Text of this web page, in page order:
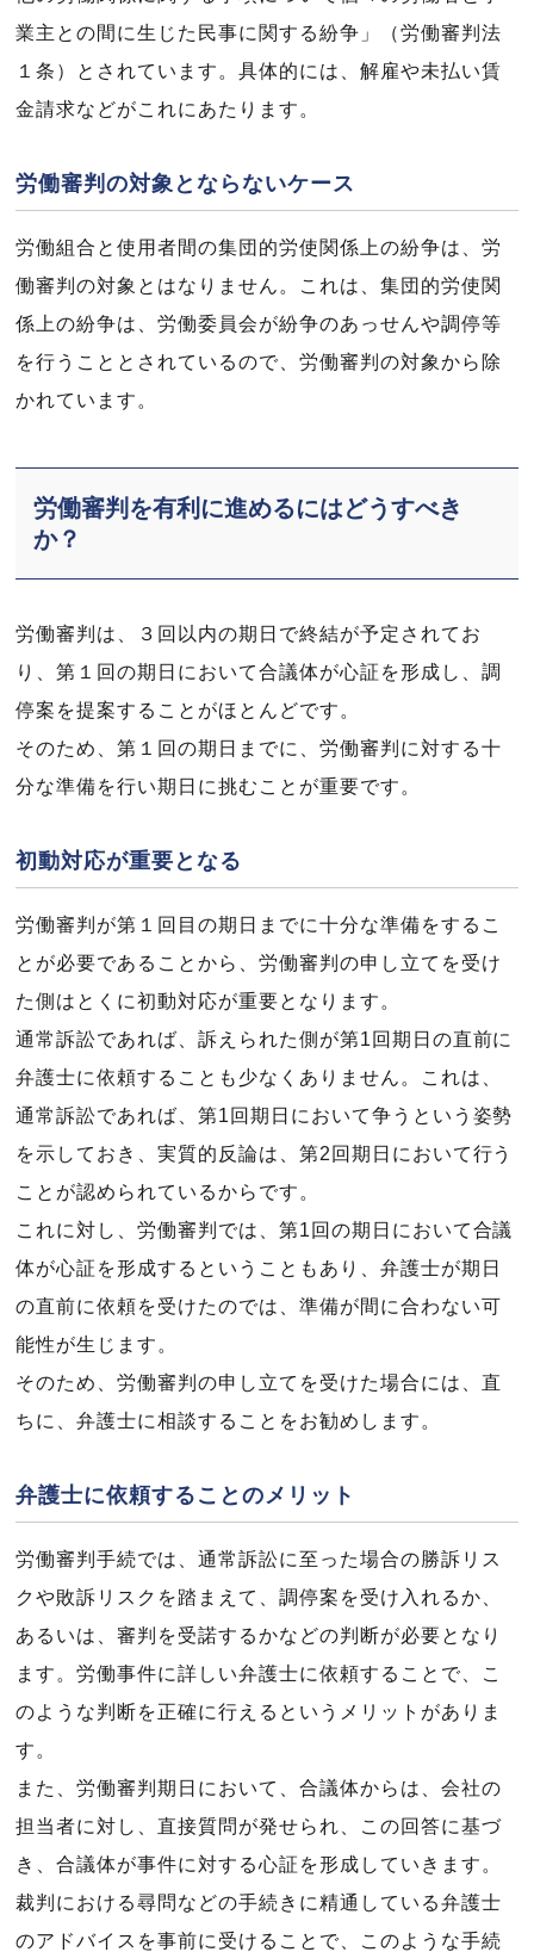
業主との間に生じた民事に関する紛争」（労働審判法
１条）とされています。具体的には、解雇や未払い賃
金請求などがこれにあたります。
労働審判の対象とならないケース
労働組合と使用者間の集団的労使関係上の紛争は、労
働審判の対象とはなりません。これは、集団的労使関
係上の紛争は、労働委員会が紛争のあっせんや調停等
を行うこととされているので、労働審判の対象から除
かれています。
労働審判を有利に進めるにはどうすべき
か？
労働審判は、３回以内の期日で終結が予定されてお
り、第１回の期日において合議体が心証を形成し、調
停案を提案することがほとんどです。
そのため、第１回の期日までに、労働審判に対する十
分な準備を行い期日に挑むことが重要です。
初動対応が重要となる
労働審判が第１回目の期日までに十分な準備をするこ
とが必要であることから、労働審判の申し立てを受け
た側はとくに初動対応が重要となります。
通常訴訟であれば、訴えられた側が第1回期日の直前に
弁護士に依頼することも少なくありません。これは、
通常訴訟であれば、第1回期日において争うという姿勢
を示しておき、実質的反論は、第2回期日において行う
ことが認められているからです。
これに対し、労働審判では、第1回の期日において合議
体が心証を形成するということもあり、弁護士が期日
の直前に依頼を受けたのでは、準備が間に合わない可
能性が生じます。
そのため、労働審判の申し立てを受けた場合には、直
ちに、弁護士に相談することをお勧めします。
弁護士に依頼することのメリット
労働審判手続では、通常訴訟に至った場合の勝訴リス
クや敗訴リスクを踏まえて、調停案を受け入れるか、
あるいは、審判を受諾するかなどの判断が必要となり
ます。労働事件に詳しい弁護士に依頼することで、こ
のような判断を正確に行えるというメリットがありま
す。
また、労働審判期日において、合議体からは、会社の
担当者に対し、直接質問が発せられ、この回答に基づ
き、合議体が事件に対する心証を形成していきます。
裁判における尋問などの手続きに精通している弁護士
のアドバイスを事前に受けることで、このような手続